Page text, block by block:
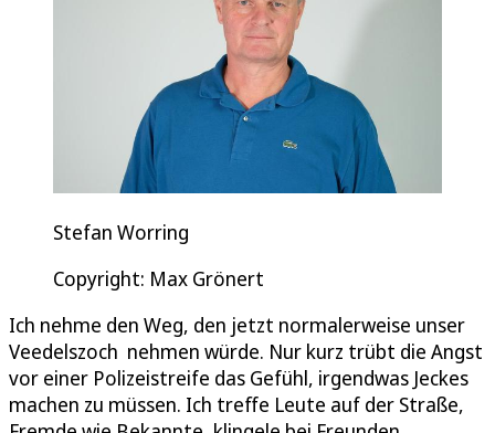
Stefan Worring
Copyright: Max Grönert
Ich nehme den Weg, den jetzt normalerweise unser
Veedelszoch nehmen würde. Nur kurz trübt die Angst
vor einer Polizeistreife das Gefühl, irgendwas Jeckes
machen zu müssen. Ich treffe Leute auf der Straße,